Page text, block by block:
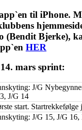
til iPhone.
(Bendit Bjerke),
HER
mars sprint:
J/G
J/G 14
start. Startrekkefølge
J/G 15, J/G